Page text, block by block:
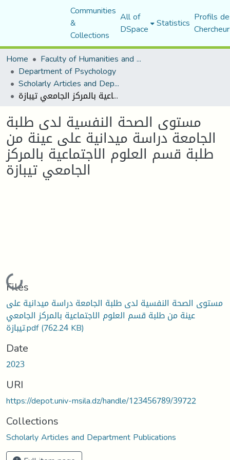
Communities
&
Collections
All of
DSpace Statistics Profils
Home
Faculty of Humanities and Social Sciences
Department of Psychology
Scholarly Articles and Department Publications
مستوى الصحة النفسية لدى طلبة الجامعة دراسة ميدانية على عينة من طلبة قسم العلوم الاجتماعية بالمركز الجامعي تيبازة
مستوى الصحة النفسية لدى طلبة
الجامعة دراسة ميدانية على عينة من
طلبة قسم العلوم الاجتماعية بالمركز
الجامعي تيبازة
Loading...
Files
مستوى الصحة النفسية لدى طلبة الجامعة دراسة ميدانية على
عينة من طلبة قسم العلوم الاجتماعية بالمركز الجامعي
تيبازة.pdf(762.24 KB)
Date
2023
URI
https://depot.univ-msila.dz/handle/123456789/39722
Collections
Scholarly Articles and Department Publications